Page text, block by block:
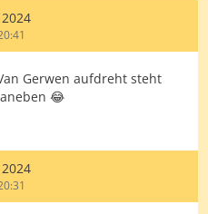
Gerwen aufdreht steht
😂